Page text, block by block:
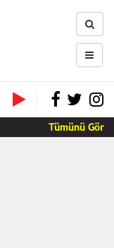
Tümünü Gör